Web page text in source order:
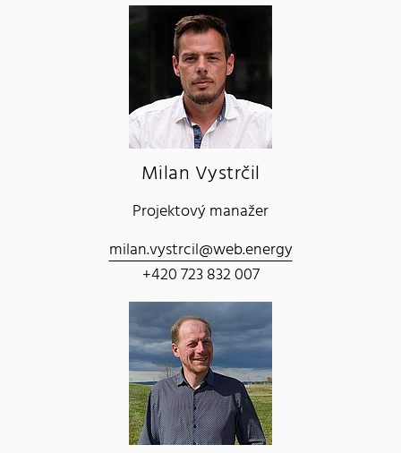
Milan Vystrčil
Projektový manažer
milan.vystrcil@web.energy
+420 723 832 007